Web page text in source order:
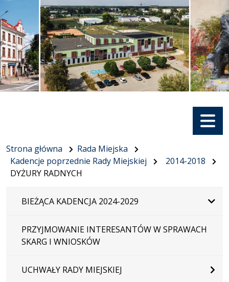
Menu
Strona główna
Rada Miejska
Kadencje poprzednie Rady Miejskiej
2014-2018
DYŻURY RADNYCH
BIEŻĄCA KADENCJA 2024-2029
PRZYJMOWANIE INTERESANTÓW W SPRAWACH
SKARG I WNIOSKÓW
UCHWAŁY RADY MIEJSKIEJ